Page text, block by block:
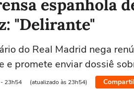
espanhola
"Delirante"
do Real Madrid nega
e promete enviar dossiê
- 23h54 (atualizado às 23h54)